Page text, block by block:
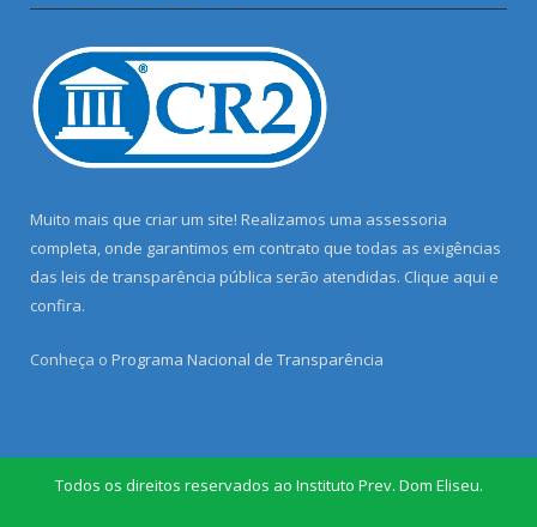
Muito mais que criar um site! Realizamos uma assessoria
completa, onde garantimos em contrato que todas as exigências
das leis de transparência pública serão atendidas. Clique aqui e
confira.
Conheça o Programa Nacional de Transparência
Todos os direitos reservados ao Instituto Prev. Dom Eliseu.